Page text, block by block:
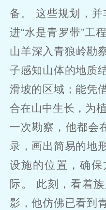
备。 这些规划，
进“水是青罗带”工
山羊深入青狼岭
子感知山体的地质
滑坡的区域；能凭
合在山中生长，为
一次勘察，他都会
录，画出简易的地
设施的位置，确
际。 此刻，看着
影，他仿佛已看到